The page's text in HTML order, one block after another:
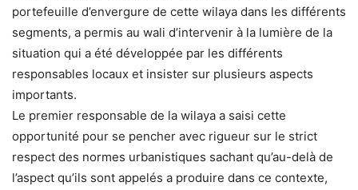
portefeuille d’envergure de cette wilaya dans les différents
segments, a permis au wali d’intervenir à la lumière de la
situation qui a été développée par les différents
responsables locaux et insister sur plusieurs aspects
importants.
Le premier responsable de la wilaya a saisi cette
opportunité pour se pencher avec rigueur sur le strict
respect des normes urbanistiques sachant qu’au-delà de
l’aspect qu’ils sont appelés a produire dans ce contexte,